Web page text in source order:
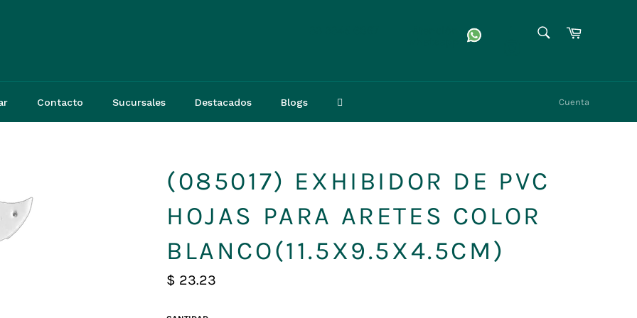
Facebook
Carrito
Contacto Sucursales Destacados Blogs Cuenta
(085017) EXHIBIDOR DE PVC
HOJAS PARA ARETES COLOR
BLANCO(11.5X9.5X4.5CM)
Precio
habitual
$ 23.23